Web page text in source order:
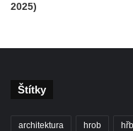
2025)
Štítky
architektura hrob